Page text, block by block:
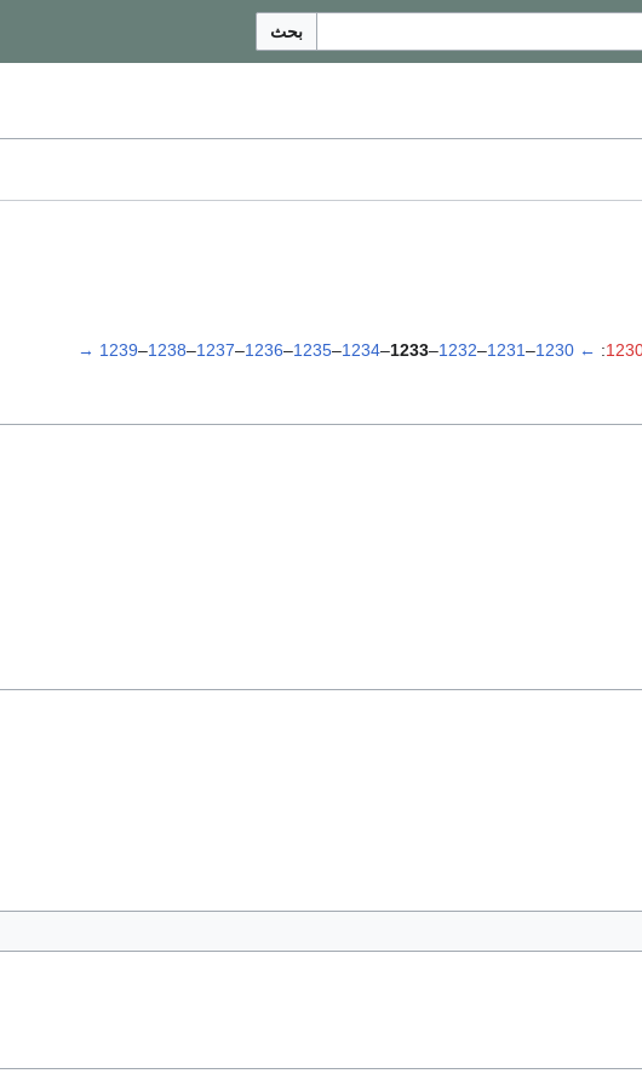
بحث
:
←
1230
–
1231
–
1232
–
1233
–
1234
–
1235
–
1236
–
1237
–
1238
–
1239
→